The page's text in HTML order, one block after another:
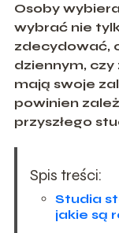
Osoby
wybrać nie
zdecydować,
dziennym,
mają swoje
powinien
przyszłego
Spis treści:
Studia
jakie są